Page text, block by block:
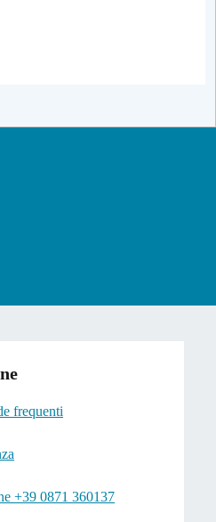
frequenti
+39 0871 360137